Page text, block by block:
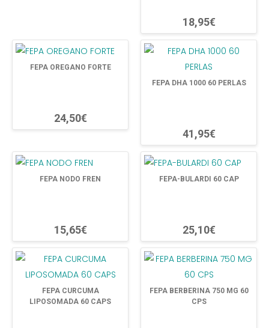
18,95€
FEPA OREGANO FORTE
24,50€
FEPA DHA 1000 60 PERLAS
41,95€
FEPA NODO FREN
15,65€
FEPA-BULARDI 60 CAP
25,10€
FEPA CURCUMA
LIPOSOMADA 60 CAPS
FEPA BERBERINA 750 MG 60
CPS